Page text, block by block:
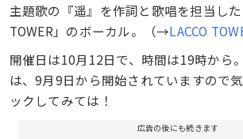
主題歌の『遥』を作詞と歌唱を担当した
TOWER」のボーカル。（→LACCO
開催日は10月12日で、時間は19時から
は、9月9日から開始されていますので
ックしてみては！
広告の後にも続きます